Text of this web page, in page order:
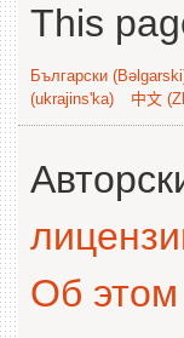
This
Български
(ukrajins'ka)
中文
Об этом